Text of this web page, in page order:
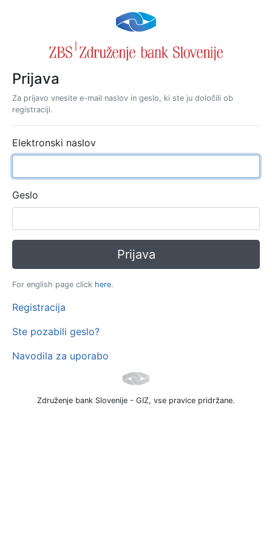
Prijava
Za prijavo vnesite e-mail naslov in geslo, ki ste ju določili ob
registraciji.
Elektronski naslov
Geslo
For english page click here.
Registracija
Ste pozabili geslo?
Navodila za uporabo
Združenje bank Slovenije - GIZ, vse pravice pridržane.